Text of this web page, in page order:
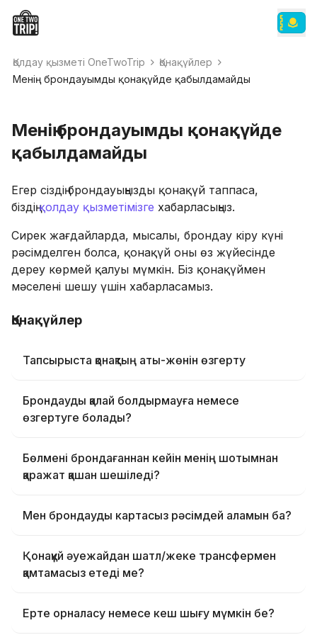
Қолдау қызметі OneTwoTrip
Қонақүйлер
Менің брондауымды қонақүйде қабылдамайды
Менің брондауымды қонақүйде
қабылдамайды
Егер сіздің брондауыңызды қонақүй таппаса,
біздіңқолдау қызметімізге хабарласыңыз.
Сирек жағдайларда, мысалы, брондау кіру күні
рәсімделген болса, қонақүй оны өз жүйесінде
дереу көрмей қалуы мүмкін. Біз қонақүймен
мәселені шешу үшін хабарласамыз.
Қонақүйлер
Тапсырыста қонақтың аты-жөнін өзгерту
Брондауды қалай болдырмауға немесе
өзгертуге болады?
Бөлмені брондағаннан кейін менің шотымнан
қаражат қашан шешіледі?
Мен брондауды картасыз рәсімдей аламын ба?
Қонақүй әуежайдан шатл/жеке трансфермен
қамтамасыз етеді ме?
Ерте орналасу немесе кеш шығу мүмкін бе?